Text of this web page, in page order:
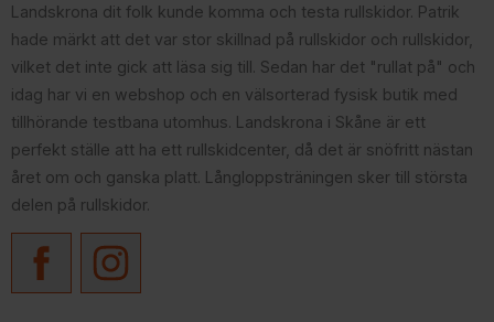
Landskrona dit folk kunde komma och testa rullskidor. Patrik
hade märkt att det var stor skillnad på rullskidor och rullskidor,
vilket det inte gick att läsa sig till. Sedan har det "rullat på" och
idag har vi en webshop och en välsorterad fysisk butik med
tillhörande testbana utomhus. Landskrona i Skåne är ett
perfekt ställe att ha ett rullskidcenter, då det är snöfritt nästan
året om och ganska platt. Långloppsträningen sker till största
delen på rullskidor.